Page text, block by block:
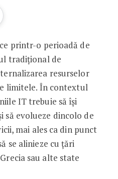
IT trebuie să
printr-o perioadă de
tradițional de
resurselor
limitele. În contextul
IT trebuie să își
să evolueze dincolo de
mai ales ca din punct
se alinieze cu țări
sau alte state